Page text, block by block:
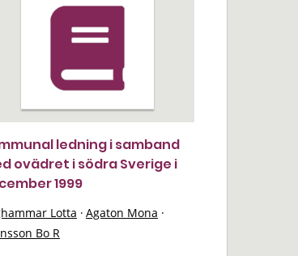
ledning i samband
ovädret i södra Sverige i
1999
Lotta · Agaton Mona ·
Bo R